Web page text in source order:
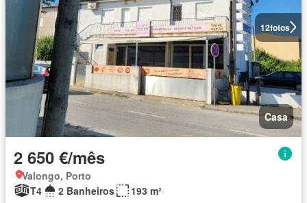
12fotos
Casa
2 650 €/mês
Valongo, Porto
T4
2 Banheiros 193 m²